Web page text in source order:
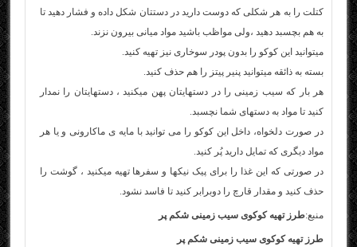
کتلت را به هر شکلی که دوست دارید در دستتان شکل داده و فشار دهید تا
به هم بچسبد دهید ،ولی مواظب باشید مواد میانی بیرون نزند.
میتوانید این کوکو را بدون پودر سوخاری نیز تهیه کنید.
بسته به ذائقه میتوانید پنیر پیتز را هم حذف کنید.
هر بار که سیب زمینی را در دستهایتان پهن میکنید ، دستهایتان را نمدار
کنید تا مواد به دستهای شما نچسبد.
در صورت دلخواه، داخل این کوکو را می توانید با مایه ی ماکارونی و یا هر
مواد دیگری که تمایل دارید پُر کنید.
در صورتی که این غذا را برای پیک نیکها و سفرها تهیه میکنید ، گوشت را
حذف کنید و مقدار قارچ را دوبرابر کنید تا فاسد نشود.
منبع:طرز تهیه کوکوی سیب زمینی شکم پر
طرز تهیه کوکوی سیب زمینی شکم پر